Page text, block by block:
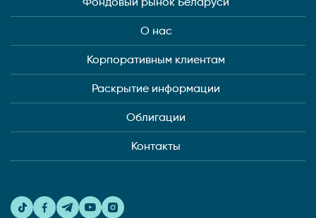
О нас
Корпоративным клиентам
Раскрытие информации
Облигации
Контакты